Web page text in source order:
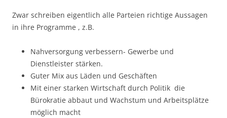
Zwar schreiben eigentlich alle Parteien richtige Aussagen
in ihre Programme , z.B.
Nahversorgung verbessern- Gewerbe und
Dienstleister stärken.
Guter Mix aus Läden und Geschäften
Mit einer starken Wirtschaft durch Politik die
Bürokratie abbaut und Wachstum und Arbeitsplätze
möglich macht